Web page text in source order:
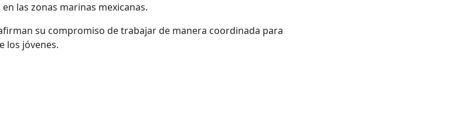
las zonas marinas mexicanas.
su compromiso de trabajar de manera coordinada para
los jóvenes.